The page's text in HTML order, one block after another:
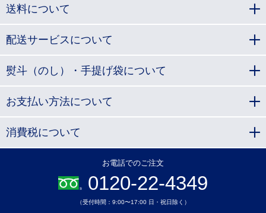
送料について
配送サービスについて
熨斗（のし）・手提げ袋について
お支払い方法について
消費税について
お電話でのご注文
0120-22-4349
（受付時間：9:00〜17:00 日・祝日除く）